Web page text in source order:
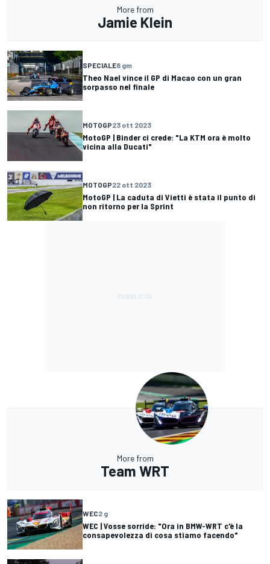
More from
Jamie Klein
SPECIALE8 gm
Theo Nael vince il GP di Macao con un gran
sorpasso nel finale
MOTOGP23 ott 2023
MotoGP | Binder ci crede: "La KTM ora è molto
vicina alla Ducati"
MOTOGP22 ott 2023
MotoGP | La caduta di Vietti è stata il punto di
non ritorno per la Sprint
More from
Team WRT
WEC2 g
WEC | Vosse sorride: "Ora in BMW-WRT c'è la
consapevolezza di cosa stiamo facendo"